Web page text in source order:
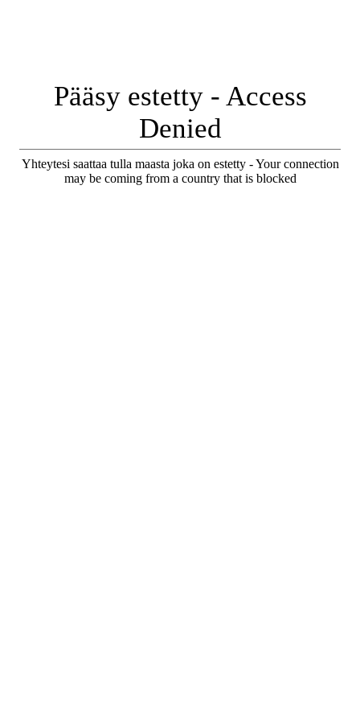
Pääsy estetty - Access
Denied
Yhteytesi saattaa tulla maasta joka on estetty - Your connection
may be coming from a country that is blocked